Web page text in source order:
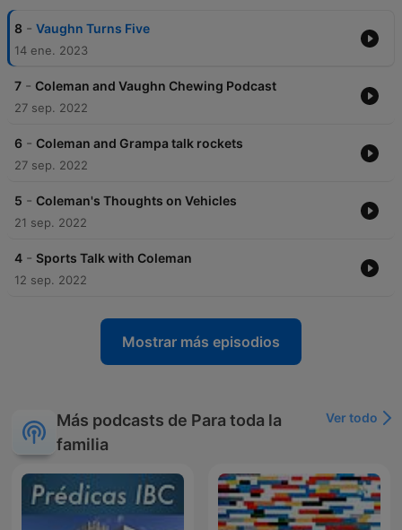
8 - Vaughn Turns Five
14 ene. 2023
7 - Coleman and Vaughn Chewing Podcast
27 sep. 2022
6 - Coleman and Grampa talk rockets
27 sep. 2022
5 - Coleman's Thoughts on Vehicles
21 sep. 2022
4 - Sports Talk with Coleman
12 sep. 2022
Mostrar más episodios
Más podcasts de Para toda la
familia
Ver todo